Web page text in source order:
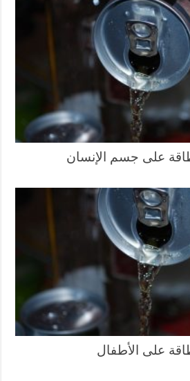
على جسم الإنسان
على الأطفال